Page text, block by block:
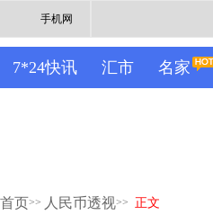
手机网
7*24快讯 汇市 名家
首页>> 人民币透视>> 正文